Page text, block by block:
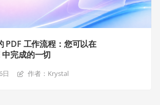
PDF 工作流程：您可以在
中完成的一切
日 作者：Krystal